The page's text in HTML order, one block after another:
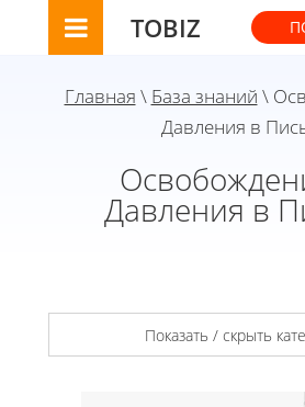
TOBIZ
Главная \ База знаний \
Давления в
Давления в
Показать / скрыть